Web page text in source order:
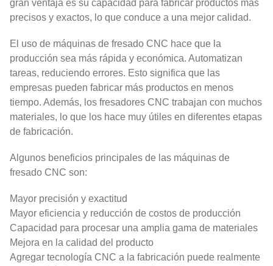
gran ventaja es su capacidad para fabricar productos más
precisos y exactos, lo que conduce a una mejor calidad.
El uso de máquinas de fresado CNC hace que la
producción sea más rápida y económica. Automatizan
tareas, reduciendo errores. Esto significa que las
empresas pueden fabricar más productos en menos
tiempo. Además, los fresadores CNC trabajan con muchos
materiales, lo que los hace muy útiles en diferentes etapas
de fabricación.
Algunos beneficios principales de las máquinas de
fresado CNC son:
Mayor precisión y exactitud
Mayor eficiencia y reducción de costos de producción
Capacidad para procesar una amplia gama de materiales
Mejora en la calidad del producto
Agregar tecnología CNC a la fabricación puede realmente